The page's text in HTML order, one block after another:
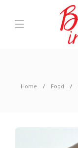
Home Food